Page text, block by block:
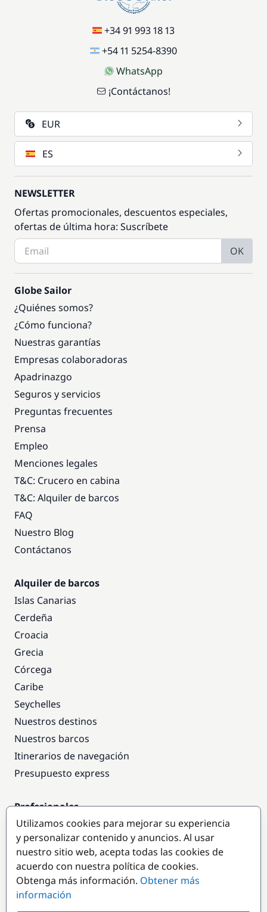
+34 91 993 18 13
+54 11 5254-8390
WhatsApp
¡Contáctanos!
EUR
ES
NEWSLETTER
Ofertas promocionales, descuentos especiales,
ofertas de última hora: Suscríbete
OK
Globe Sailor
¿Quiénes somos?
¿Cómo funciona?
Nuestras garantías
Empresas colaboradoras
Apadrinazgo
Seguros y servicios
Preguntas frecuentes
Prensa
Empleo
Menciones legales
T&C: Crucero en cabina
T&C: Alquiler de barcos
FAQ
Nuestro Blog
Contáctanos
Alquiler de barcos
Islas Canarias
Cerdeña
Croacia
Grecia
Córcega
Caribe
Seychelles
Nuestros destinos
Nuestros barcos
Itinerarios de navegación
Presupuesto express
Profesionales
Acceso empresas
Colaborar como empresa
Destinos populares
Utilizamos cookies para mejorar su experiencia
y personalizar contenido y anuncios. Al usar
nuestro sitio web, acepta todas las cookies de
acuerdo con nuestra política de cookies.
Obtenga más información. Obtener más
información